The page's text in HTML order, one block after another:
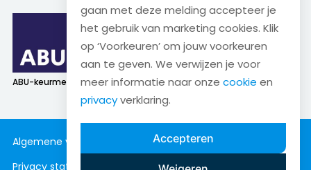
ABU-keurmerk SNA-keurmerk
Algemene voorwaarden
Cookieverklaring
Disclaimer
Privacy statement
gaan met deze melding accepteer je
het gebruik van marketing cookies. Klik
op ‘Voorkeuren’ om jouw voorkeuren
aan te geven. We verwijzen je voor
meer informatie naar onze cookie en
privacyverklaring.
Accepteren